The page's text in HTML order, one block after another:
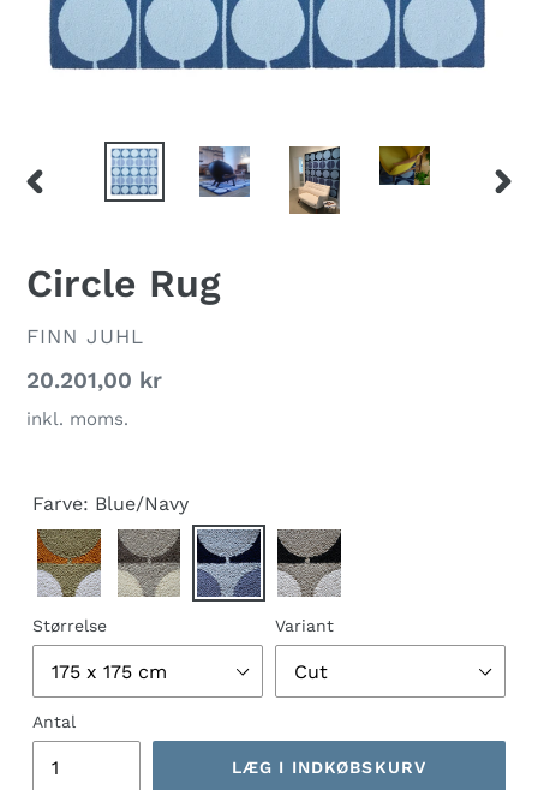
FORRIGE
Circle Rug
FORHANDLER
FINN JUHL
Normalpris
20.201,00 kr
inkl. moms.
Farve: Blue/Navy
Størrelse Variant
Antal
LÆG I INDKØBSKURV